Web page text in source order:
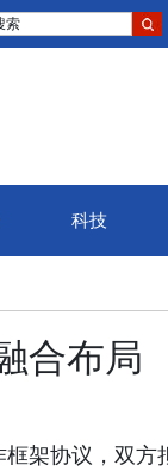
索
科技
合布局
架协议，双方